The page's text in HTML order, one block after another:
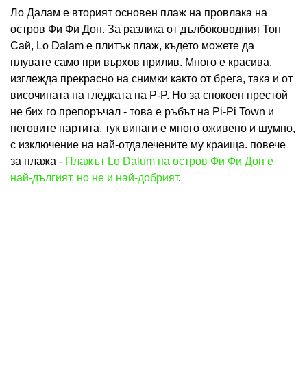
Ло Далам е вторият основен плаж на провлака на
остров Фи Фи Дон. За разлика от дълбоководния Тон
Сай, Lo Dalam е плитък плаж, където можете да
плувате само при върхов прилив. Много е красива,
изглежда прекрасно на снимки както от брега, така и от
височината на гледката на P-P. Но за спокоен престой
не бих го препоръчал - това е ръбът на Pi-Pi Town и
неговите партита, тук винаги е много оживено и шумно,
с изключение на най-отдалечените му краища. повече
за плажа - Плажът Lo Dalum на остров Фи Фи Дон е
най-дългият, но не и най-добрият.